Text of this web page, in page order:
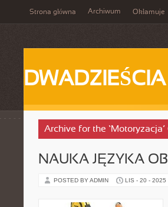
Strona główna Archiwum Okłamuje
DWADZIEŚCIA
Archive for the
NAUKA JĘZYKA
POSTED BY ADMIN LIS - 20 - 2025